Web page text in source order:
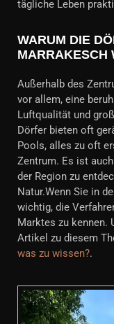
tägliche Leben
WARUM DIE
MARRAKESCH
Außerhalb des
vor allem, eine
Luftqualität und
Dörfer bieten oft
Pools, alles zu oft
Zentrum. Es ist
der Region zu
Natur.Wenn Sie in
wichtig, die
Marktes zu kennen.
Artikel zu diesem
was zu wissen?.